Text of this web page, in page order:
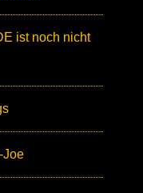
ist noch nicht
Joe